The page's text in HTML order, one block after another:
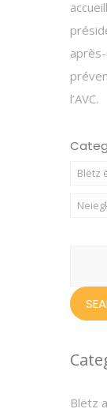
l’AVC.
Blëtz
Blëtz